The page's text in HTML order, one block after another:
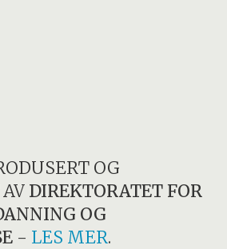
OG
DIREKTORATET FOR
OG
- LES MER.